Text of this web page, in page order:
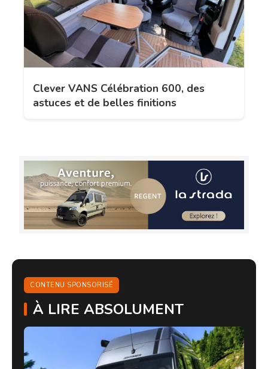
Clever VANS Célébration 600, des
astuces et de belles finitions
CONTENU SPONSORISÉ
À LIRE ABSOLUMENT